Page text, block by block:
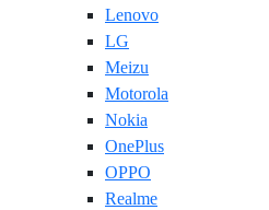
Lenovo
LG
Meizu
Motorola
Nokia
OnePlus
OPPO
Realme